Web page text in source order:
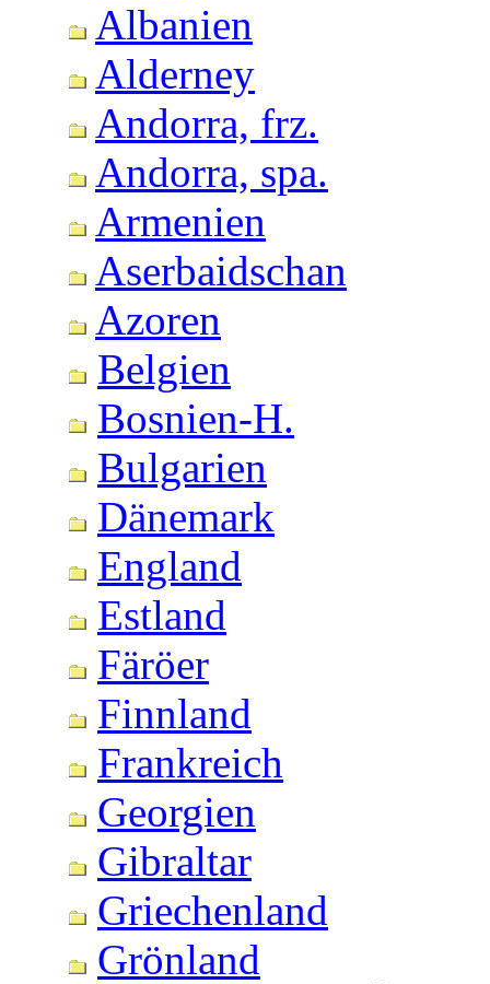
Albanien
Alderney
Andorra, frz.
Andorra, spa.
Armenien
Aserbaidschan
Azoren
Belgien
Bosnien-H.
Bulgarien
Dänemark
England
Estland
Färöer
Finnland
Frankreich
Georgien
Gibraltar
Griechenland
Grönland